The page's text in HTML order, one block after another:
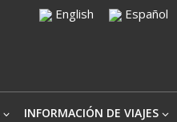
English Español
INFORMACIÓN DE VIAJES